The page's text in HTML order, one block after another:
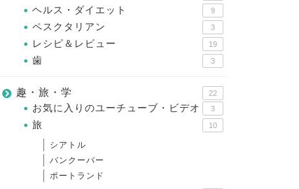
ヘルス・ダイエット 9
ペスクタリアン 3
レシピ＆レビュー 19
歯 3
趣・旅・学 22
お気に入りのユーチューブ・ビデオ 3
旅 10
シアトル
バンクーバー
ポートランド